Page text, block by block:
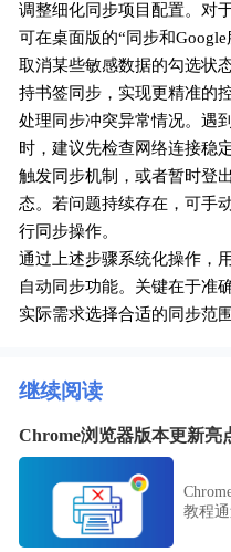
调整细化同步项目配置。对
可在桌面版的“同步和
取消某些敏感数据的勾选状
持书签同步，实现更精准的控
处理同步冲突异常情况。遇
时，建议先检查网络连接稳
触发同步机制，或者暂时登
态。若问题持续存在，可手
行同步操作。
通过上述步骤系统化操作，
自动同步功能。关键在于准
实际需求选择合适的同步范
继续阅读
Chrome浏览器版本更新亮
教程